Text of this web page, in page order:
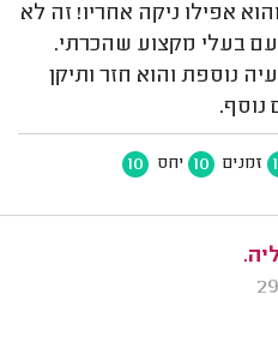
אפילו ניקה אחריו! זה לא
בעלי מקצוע שהכרתי.
נוספת והוא חזר ותיקן
נוסף.
זמנים 10 יחס 10